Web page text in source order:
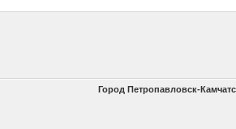
Город Петропавловск-